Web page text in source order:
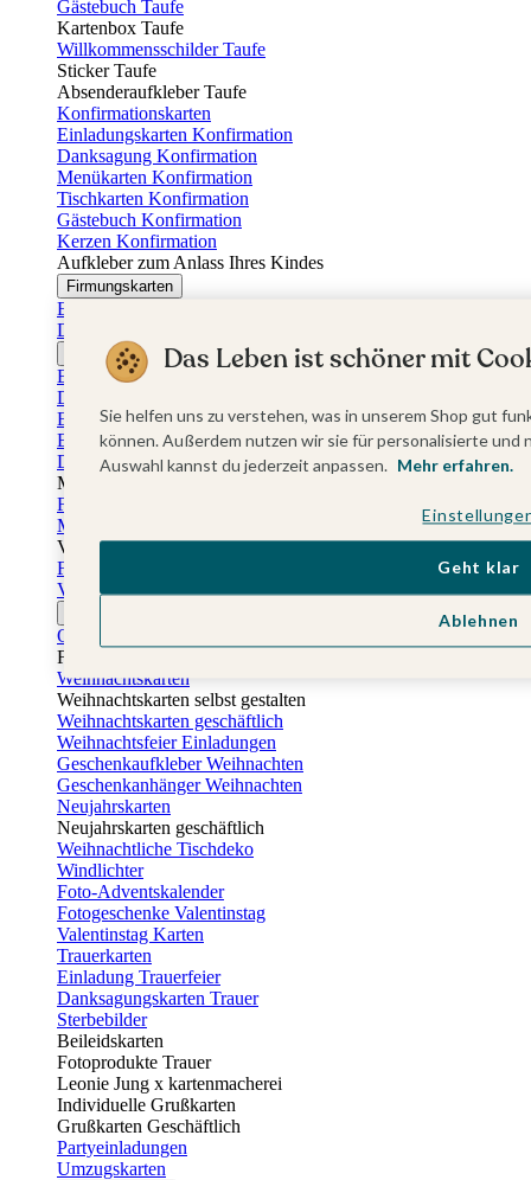
Gästebuch Taufe
Kartenbox Taufe
Willkommensschilder Taufe
Sticker Taufe
Absenderaufkleber Taufe
Konfirmationskarten
Einladungskarten Konfirmation
Danksagung Konfirmation
Menükarten Konfirmation
Tischkarten Konfirmation
Gästebuch Konfirmation
Kerzen Konfirmation
Aufkleber zum Anlass Ihres Kindes
Firmungskarten
Einladungskarten Firmung
Dankeskarten Firmung
Jugendweihekarten
Einladungskarten Jugendweihe
Dankeskarten Jugendweihe
Einschulungskarten
Einladungskarten Einschulung
Danksagung Einschulung
Muttertag
Fotogeschenke Muttertag
Muttertagskarten
Vatertag
Fotogeschenke Vatertag
Vatertagskarten
Osterkarten
Fotogeschenke zu Ostern
Weihnachtskarten
Weihnachtskarten selbst gestalten
Weihnachtskarten geschäftlich
Weihnachtsfeier Einladungen
Geschenkaufkleber Weihnachten
Geschenkanhänger Weihnachten
Neujahrskarten
Neujahrskarten geschäftlich
Weihnachtliche Tischdeko
Windlichter
Foto-Adventskalender
Fotogeschenke Valentinstag
Valentinstag Karten
Trauerkarten
Einladung Trauerfeier
Danksagungskarten Trauer
Sterbebilder
Beileidskarten
Fotoprodukte Trauer
Leonie Jung x kartenmacherei
Individuelle Grußkarten
Grußkarten Geschäftlich
Partyeinladungen
Umzugskarten
Das Leben ist schöner mit
Sie helfen uns zu verstehen, was in unserem Shop gut
können. Außerdem nutzen wir sie für personalisierte
Auswahl kannst du jederzeit anpassen. Mehr erfahren.
Ablehnen
Geht klar